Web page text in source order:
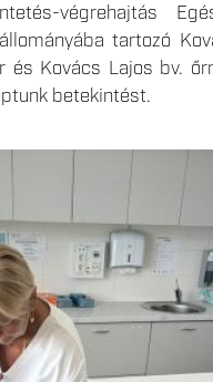
végrehajtás
tartozó
és Kovács Lajos bv.
betekintést.